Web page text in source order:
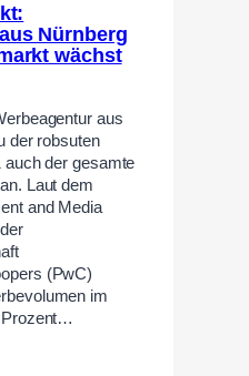
Nürnberg
wächst
aus
der robsuten
auch der gesamte
Laut dem
and Media
(PwC)
im
Prozent…